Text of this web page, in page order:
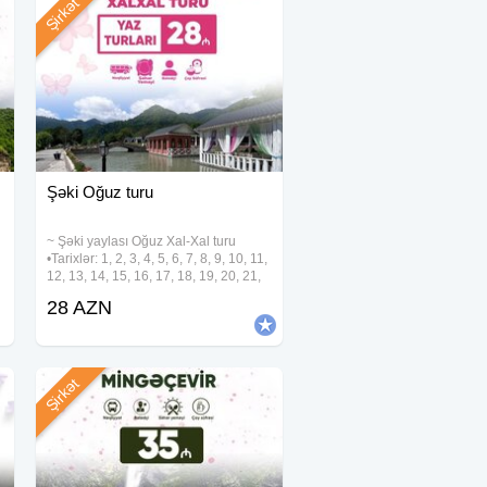
Şəki Oğuz turu
~ Şəki yaylası Oğuz Xal-Xal turu
•Tarixlər: 1, 2, 3, 4, 5, 6, 7, 8, 9, 10, 11,
12, 13, 14, 15, 16, 17, 18, 19, 20, 21,
Avqust •Qiymət: • Ekonom paket: 28
Şirkət
28 AZN
Şirkət